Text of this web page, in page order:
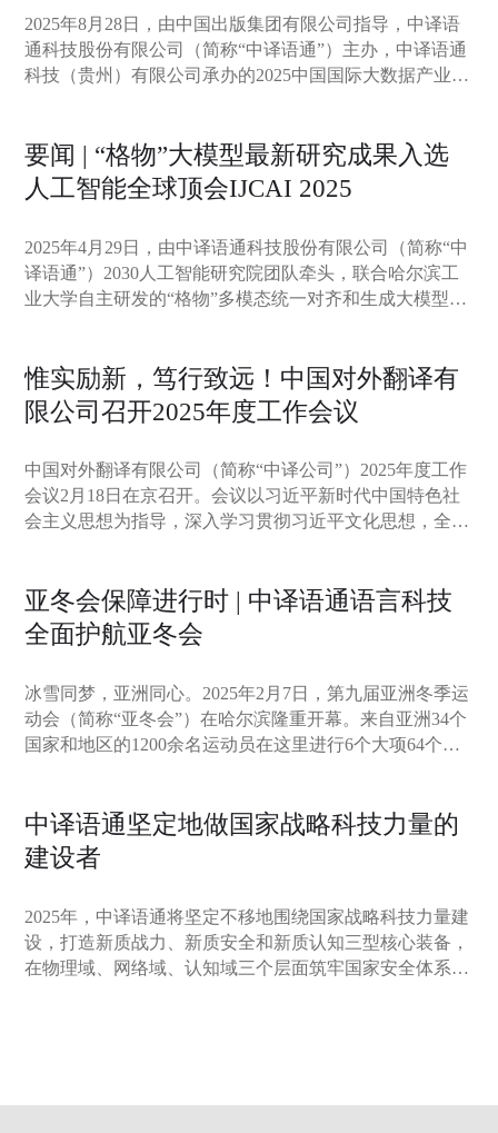
2025年8月28日，由中国出版集团有限公司指导，中译语
通科技股份有限公司（简称“中译语通”）主办，中译语通
科技（贵州）有限公司承办的2025中国国际大数据产业博
得到了贵阳大数据科创城管委会、贵阳大数据交易所的大
力支持。沈昌祥、陈鲸教授出席论坛并发表主旨演讲。中
国出版集团有限公司总经理、党组副书记常勃，贵州省人
源司司长张望出席论坛并致辞，超算领域专家、清华大学
教授郑纬民以视频形式致辞。中国出版集团有限公司副总
经理、党组成员张宏，贵阳市委常委、副市长贺飞，中国
要闻 | “格物”大模型最新研究成果入选
人工智能全球顶会IJCAI 2025
2025年4月29日，由中译语通科技股份有限公司（简称“中
译语通”）2030人工智能研究院团队牵头，联合哈尔滨工
业大学自主研发的“格物”多模态统一对齐和生成大模型框
惟实励新，笃行致远！中国对外翻译有
限公司召开2025年度工作会议
中国对外翻译有限公司（简称“中译公司”）2025年度工作
会议2月18日在京召开。会议以习近平新时代中国特色社
会主义思想为指导，深入学习贯彻习近平文化思想，全面
亚冬会保障进行时 | 中译语通语言科技
全面护航亚冬会
冰雪同梦，亚洲同心。2025年2月7日，第九届亚洲冬季运
动会（简称“亚冬会”）在哈尔滨隆重开幕。来自亚洲34个
国家和地区的1200余名运动员在这里进行6个大项64个小
务保障。
中译语通坚定地做国家战略科技力量的
建设者
2025年，中译语通将坚定不移地围绕国家战略科技力量建
设，打造新质战力、新质安全和新质认知三型核心装备，
在物理域、网络域、认知域三个层面筑牢国家安全体系。